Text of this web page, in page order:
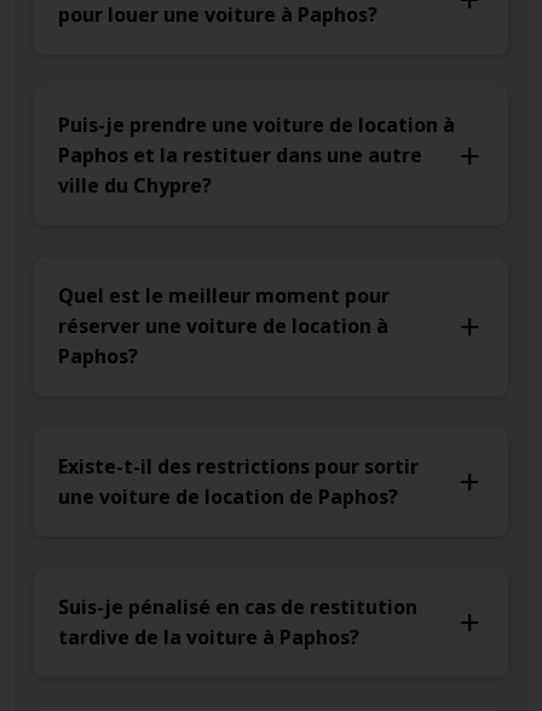
pour louer une voiture à Paphos?
Puis-je prendre une voiture de location à
Paphos et la restituer dans une autre
ville du Chypre?
Quel est le meilleur moment pour
réserver une voiture de location à
Paphos?
Existe-t-il des restrictions pour sortir
une voiture de location de Paphos?
Suis-je pénalisé en cas de restitution
tardive de la voiture à Paphos?